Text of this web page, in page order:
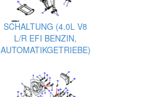
SCHALTUNG (4.0L V8
L/R EFI BENZIN,
AUTOMATIKGETRIEBE)